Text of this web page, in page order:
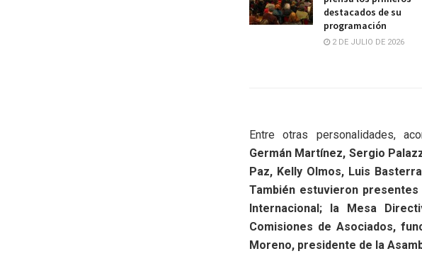
destacados de su
programación
2 DE JULIO DE 2026
Entre otras personalidades,
Germán Martínez, Sergio
Paz, Kelly Olmos, Luis
También estuvieron
Internacional; la Mesa
Comisiones de Asociados,
Moreno, presidente de la